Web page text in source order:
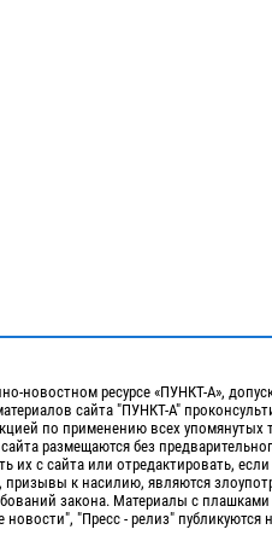
новостном ресурсе «ПУНКТ-А»,
сайта "ПУНКТ-А"
по применению всех упомянутых
размещаются без
их с сайта или отредактировать,
к насилию, являются
закона. Материалы с
"Пресс - релиз" публикуются